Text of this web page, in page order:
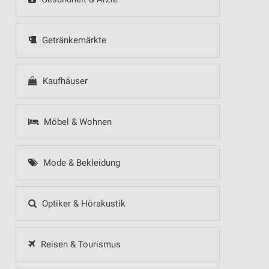
Getränkemärkte
Kaufhäuser
Möbel & Wohnen
Mode & Bekleidung
Optiker & Hörakustik
Reisen & Tourismus